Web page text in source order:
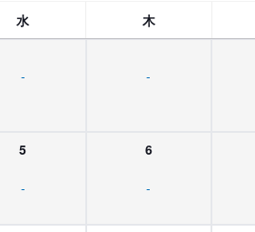
水 木
- -
5
-
6
-